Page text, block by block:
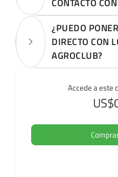
Accede a este
CONTACTO
¿PUEDO
DIRECTO CON
AGROCLUB?